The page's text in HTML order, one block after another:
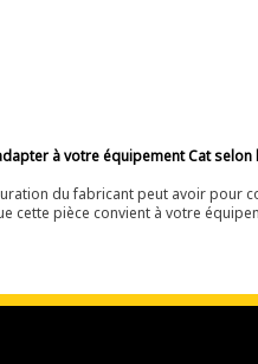
à votre équipement Cat
du fabricant peut avoir pour
cette pièce convient à votre